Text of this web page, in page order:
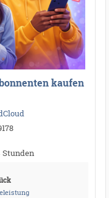
kaufen
Stunden